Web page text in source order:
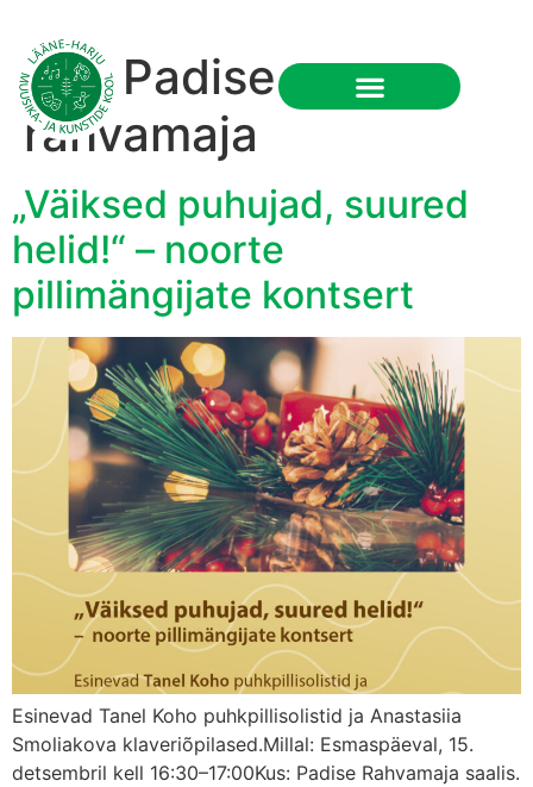
Silt: Padise
rahvamaja
„Väiksed puhujad, suured
helid!“ – noorte
pillimängijate kontsert
Esinevad Tanel Koho puhkpillisolistid ja Anastasiia
Smoliakova klaveriõpilased.Millal: Esmaspäeval, 15.
detsembril kell 16:30–17:00Kus: Padise Rahvamaja saalis.